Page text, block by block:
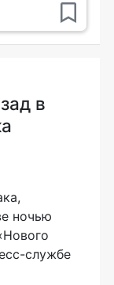
в
ночью
службе